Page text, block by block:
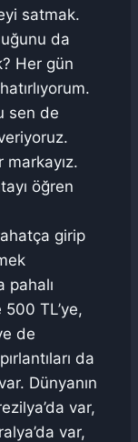
satmak.
da
Her gün
sen de
öğren
girip
pahalı
TL’ye,
de
da
Dünyanın
var,
var,